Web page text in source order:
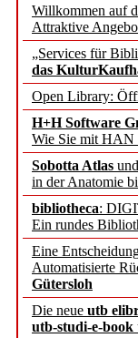
Willkommen auf
Attraktive
„Services für
das
Open Library:
H+H Software
Wie Sie mit HAN
Sobotta Atlas
in der Anatomie
bibliotheca:
Ein rundes
Eine
Automatisierte
Gütersloh
Die neue utb
utb-studi-e-book
und